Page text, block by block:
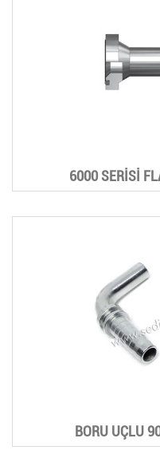
6000 SERİSİ
BORU UÇLU